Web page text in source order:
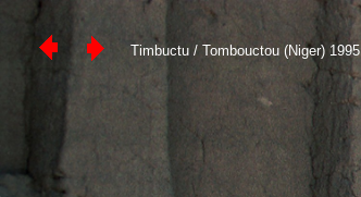
Timbuctu / Tombouctou (Niger) 1995